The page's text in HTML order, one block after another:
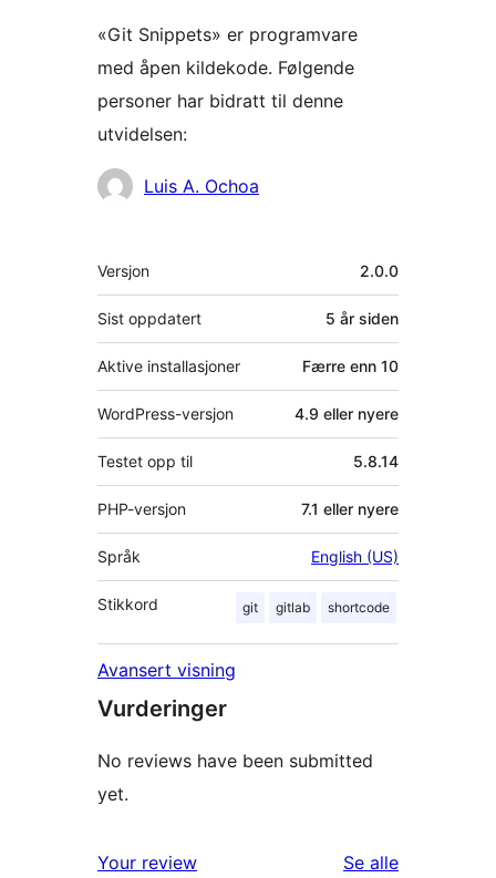
«Git Snippets» er programvare
med åpen kildekode. Følgende
personer har bidratt til denne
utvidelsen:
BidragsytereLuis A. Ochoa
Meta
Versjon 2.0.0
Sist oppdatert 5 år siden
Aktive installasjoner Færre enn 10
WordPress-versjon 4.9 eller nyere
Testet opp til 5.8.14
PHP-versjon 7.1 eller nyere
Språk English (US)
Stikkord git gitlab shortcode
Avansert visning
Vurderinger
No reviews have been submitted
yet.
Your review Se alleomtalene